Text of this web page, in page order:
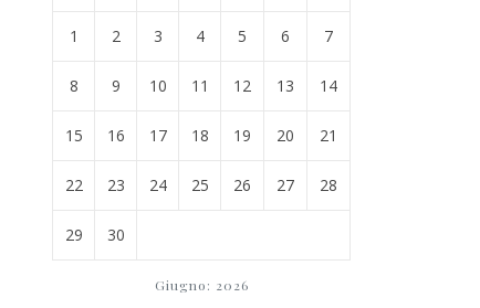
Giugno: 2026
1 2 3 4 5 6 7
8 9 10 11 12 13 14
15 16 17 18 19 20 21
22 23 24 25 26 27 28
29 30